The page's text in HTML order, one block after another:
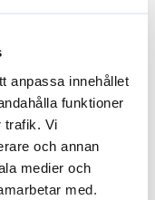
anpassa innehållet
funktioner
trafik. Vi
och annan
medier och
med.
från
kan säljas.
för att
retur, och vi
för oss för